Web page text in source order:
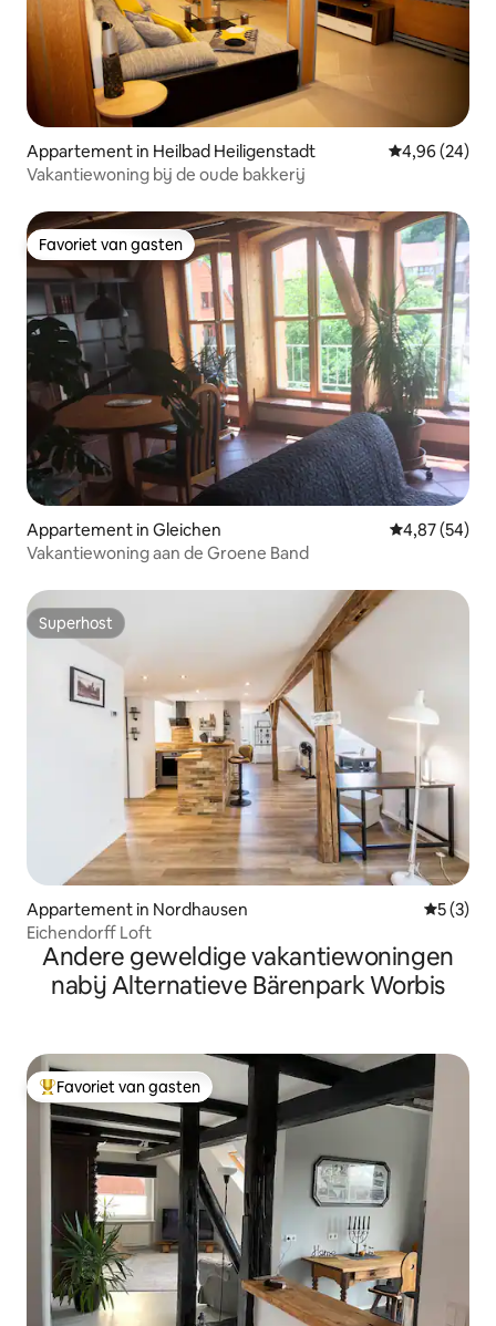
Appartement in Heilbad Heiligenstadt Gemiddelde
4,96 (24)
Vakantiewoning bij de oude bakkerij
Favoriet van gasten
Favoriet van gasten
Appartement in Gleichen Gemiddelde
4,87 (54)
Vakantiewoning aan de Groene Band
Superhost
Superhost
Appartement in Nordhausen
5 (3)
Eichendorff Loft
Andere geweldige vakantiewoningen
nabij Alternatieve Bärenpark Worbis
Topfavoriet van gasten
Favoriet van gasten